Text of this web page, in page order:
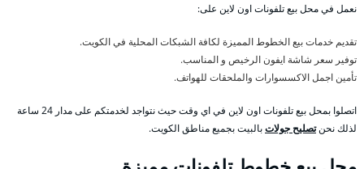
نعمل في محل بيع تلفونات اون لاين على:
تقديم خدمات بيع الخطوط المميزة لكافة الشبكات المحلية في الكويت.
توفير سعر شاشة ايفون الرخيص و المناسب.
تأمين اجمل الاكسسوارات والملحقات للهواتف.
اتصلوا بمحل بيع تلفونات اون لاين في اي وقت حيث نتواجد لخدمتكم على مدار 24 ساعة
لذلك نحنتصليح جولاتبالبيت بجميع مناطق الكويت.